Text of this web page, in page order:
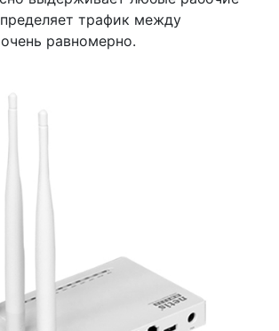
трафик между
равномерно.